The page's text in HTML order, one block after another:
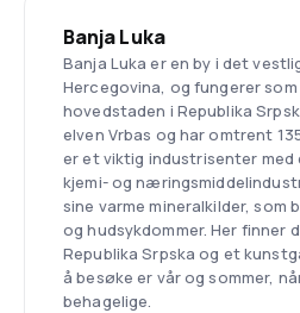
Banja Luka
Banja Luka er en by i det
Hercegovina, og fungerer
hovedstaden i Republika
elven Vrbas og har omtrent
er et viktig industrisenter med
kjemi- og
sine varme mineralkilder, som
og hudsykdommer. Her finner
Republika Srpska og et
å besøke er vår og sommer,
behagelige.